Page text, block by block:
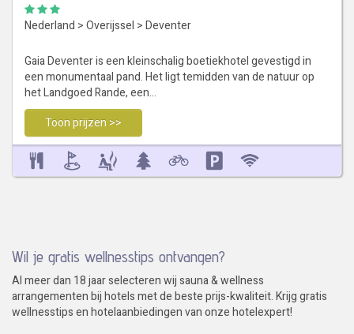
Nederland >Overijssel >Deventer
Gaia Deventer is een kleinschalig boetiekhotel gevestigd in
een monumentaal pand. Het ligt temidden van de natuur op
het Landgoed Rande, een…
Toon prijzen >>
Wil je gratis wellnesstips ontvangen?
Al meer dan 18 jaar selecteren wij sauna & wellness
arrangementen bij hotels met de beste prijs-kwaliteit. Krijg gratis
wellnesstips en hotelaanbiedingen van onze hotelexpert!